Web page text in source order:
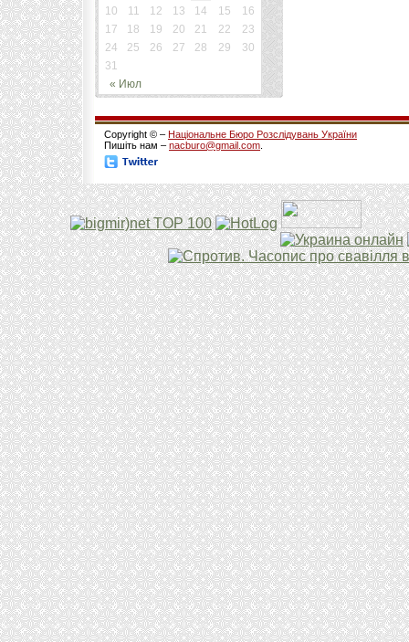
« Июл
10
11 12 13 14 15
16
17
18 19 20 21 22
23
24
25 26 27 28 29
30
31
Copyright © – Національне Бюро Розслідувань України
Пишіть нам – nacburo@gmail.com